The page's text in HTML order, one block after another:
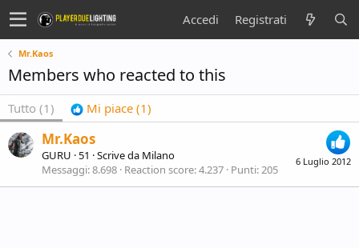
Accedi Registrati
Mr.Kaos
Members who reacted to this
Tutto (1) Mi piace (1)
6 Luglio 2012
Mr.Kaos
GURU ·51 ·Scrive da Milano
Messaggi 8.698 Reaction score 4.237 Punti 205